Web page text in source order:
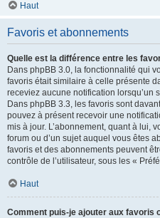
Haut
Favoris et abonnements
Quelle est la différence entre les
Dans phpBB 3.0, la fonctionnalité qui
favoris était similaire à celle présente
receviez aucune notification lorsqu’un
Dans phpBB 3.3, les favoris sont
pouvez à présent recevoir une
mis à jour. L’abonnement, quant à lui,
forum ou d’un sujet auquel vous êtes
favoris et des abonnements peuvent
contrôle de l’utilisateur, sous les «
Haut
Comment puis-je ajouter aux favoris